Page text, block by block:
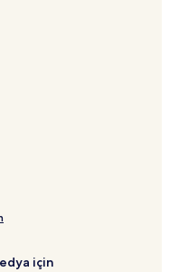
için